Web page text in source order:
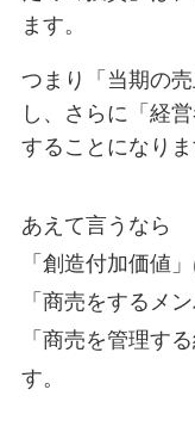
ます。
つまり「当期の
し、さらに「経
することになりま
あえて言うなら
「創造付加価値」
「商売をするメ
「商売を管理す
す。